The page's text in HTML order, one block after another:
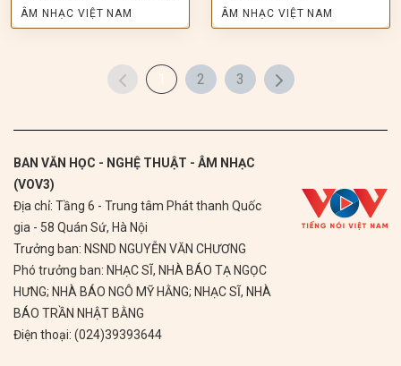
ÂM NHẠC VIỆT NAM ÂM NHẠC VIỆT NAM
1 2 3
BAN VĂN HỌC - NGHỆ THUẬT - ÂM NHẠC
(VOV3)
Địa chỉ: Tầng 6 - Trung tâm Phát thanh Quốc
gia - 58 Quán Sứ, Hà Nội
Trưởng ban: NSND NGUYỄN VĂN CHƯƠNG
Phó trưởng ban: NHẠC SĨ, NHÀ BÁO TẠ NGỌC
HƯNG; NHÀ BÁO NGÔ MỸ HẰNG; NHẠC SĨ, NHÀ
BÁO TRẦN NHẬT BẰNG
Điện thoại: (024)39393644